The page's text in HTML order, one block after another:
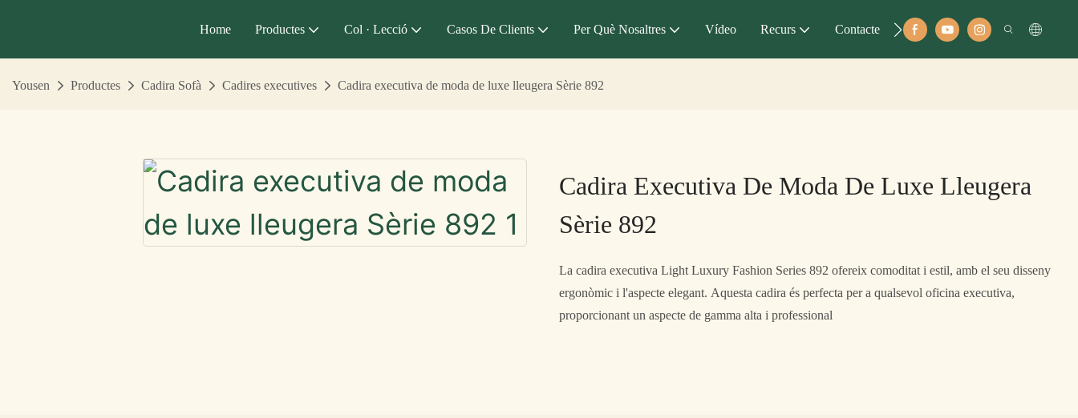
Home Productes Col · Lecció Casos De Clients Per Què Nosaltres Vídeo Recurs Contacte
Yousen Productes Cadira Sofà Cadires executives Cadira executiva de moda de luxe lleugera Sèrie 892
Cadira Executiva De Moda De Luxe Lleugera
Sèrie 892
La cadira executiva Light Luxury Fashion Series 892 ofereix comoditat i estil, amb el seu disseny
ergonòmic i l'aspecte elegant. Aquesta cadira és perfecta per a qualsevol oficina executiva,
proporcionant un aspecte de gamma alta i professional